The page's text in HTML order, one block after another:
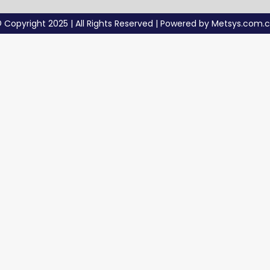
Copyright 2025 | All Rights Reserved | Powered by